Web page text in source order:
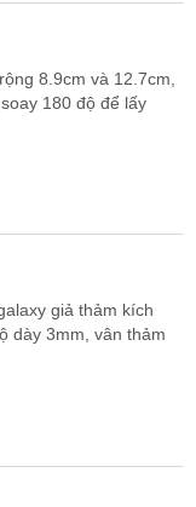
8.9cm và 12.7cm,
180 độ để lấy
giả thảm kích
dày 3mm, vân thảm